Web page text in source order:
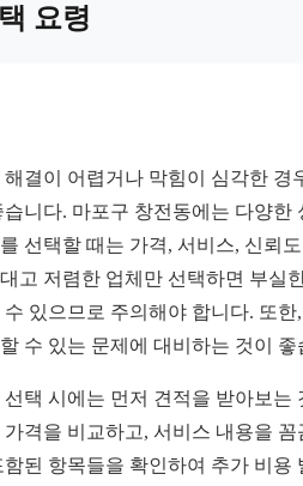
요령
해결이 어렵거나 막힘이 심각한 경
습니다. 마포구 창전동에는 다양한
선택할 때는 가격, 서비스, 신뢰
고 저렴한 업체만 선택하면 부실
수 있으므로 주의해야 합니다. 또
수 있는 문제에 대비하는 것이 좋
선택 시에는 먼저 견적을 받아보는
가격을 비교하고, 서비스 내용을
함된 항목들을 확인하여 추가 비용